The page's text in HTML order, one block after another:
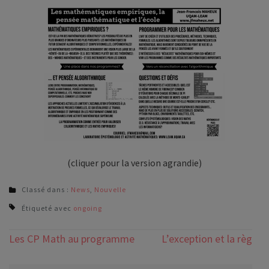
(cliquer pour la version agrandie)
Classé dans : News Nouvelle
Étiqueté avec ongoing
Navigation
Les CP Math au programme L’exception et la règle